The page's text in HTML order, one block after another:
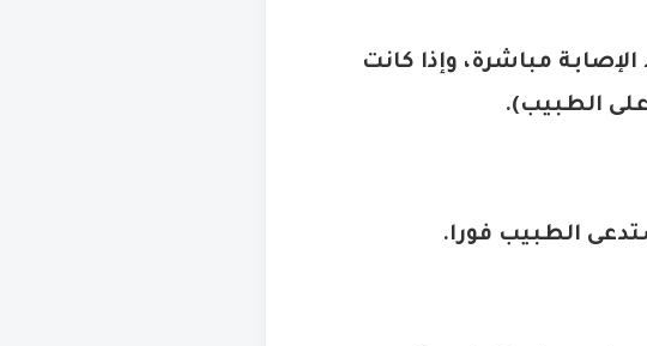
أو ماء بارد لمدة 30 دقيقة بعد الإصابة مباشرة، وإذا كانت
الطبيب).
الطبيب فورا.